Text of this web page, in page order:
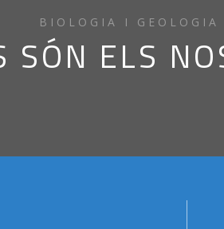
BIOLOGIA I GEOLOGIA
SÓN ELS